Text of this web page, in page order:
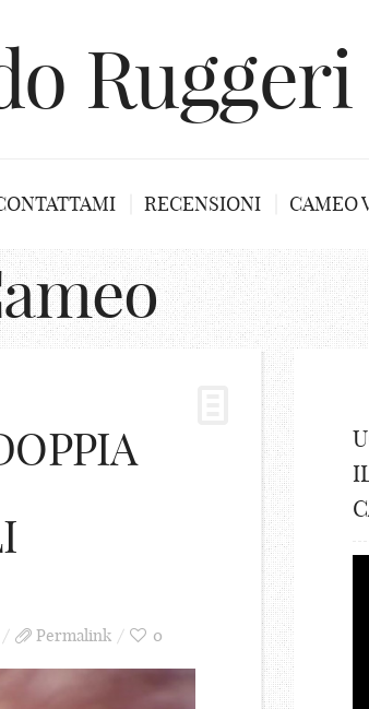
Ruggeri
RECENSIONI CAMEO
Permalink 0